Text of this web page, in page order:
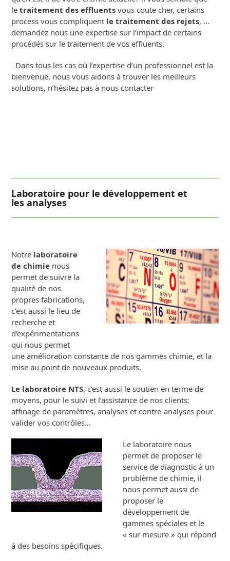
letraitement des effluents vous coute cher, certains
process vous compliquent le traitement des rejets, …
demandez nous une expertise sur l’impact de certains
procédés sur le traitement de vos effluents.
Dans tous les cas où l’expertise d’un professionnel est la
bienvenue, nous vous aidons à trouver les meilleurs
solutions, n’hésitez pas à nous contacter
Laboratoire pour le développement et
les analyses
Notre laboratoire
de chimie nous
permet de suivre la
qualité de nos
propres fabrications,
c’est aussi le lieu de
recherche et
d’expérimentations
qui nous permet
une amélioration constante de nos gammes chimie, et la
mise au point de nouveaux produits.
Le laboratoire NTS, c’est aussi le soutien en terme de
moyens, pour le suivi et l’assistance de nos clients:
affinage de paramètres, analyses et contre-analyses pour
valider vos contrôles…
Le laboratoire nous
permet de proposer le
service de diagnostic à un
problème de chimie, il
nous permet aussi de
proposer le
développement de
gammes spéciales et le
« sur mesure » qui répond
à des besoins spécifiques.